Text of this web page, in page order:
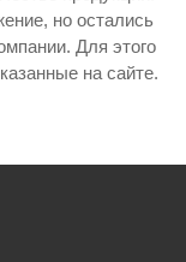
но остались
Для этого
на сайте.